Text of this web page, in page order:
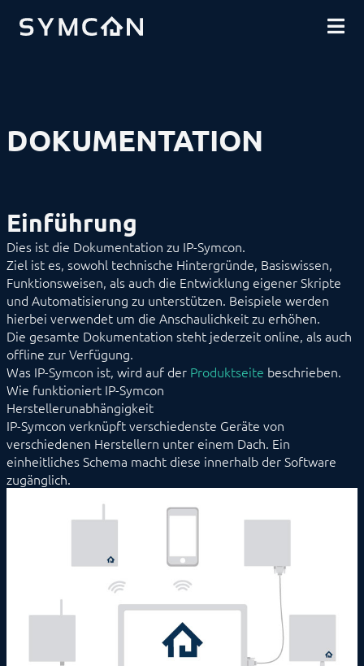
COMMUNITY
DOKUMENTATION
EINFÜHRUNG
Systemvoraussetzungen
INSTALLATION
VORGEHENSWEISEN
MODULREFERENZ
BEFEHLSREFERENZ
ENTWICKLERBEREICH
Einführung
Dies ist die Dokumentation zu IP-Symcon.
Ziel ist es, sowohl technische Hintergründe, Basiswissen,
Funktionsweisen, als auch die Entwicklung eigener Skripte
und Automatisierung zu unterstützen. Beispiele werden
hierbei verwendet um die Anschaulichkeit zu erhöhen.
Die gesamte Dokumentation steht jederzeit online, als auch
offline zur Verfügung.
Was IP-Symcon ist, wird auf der Produktseite beschrieben.
Wie funktioniert IP-Symcon
Herstellerunabhängigkeit
IP-Symcon verknüpft verschiedenste Geräte von
verschiedenen Herstellern unter einem Dach. Ein
einheitliches Schema macht diese innerhalb der Software
zugänglich.